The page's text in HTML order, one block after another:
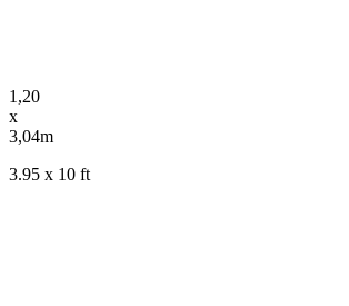
1,20
x
3,04m
3.95 x 10 ft